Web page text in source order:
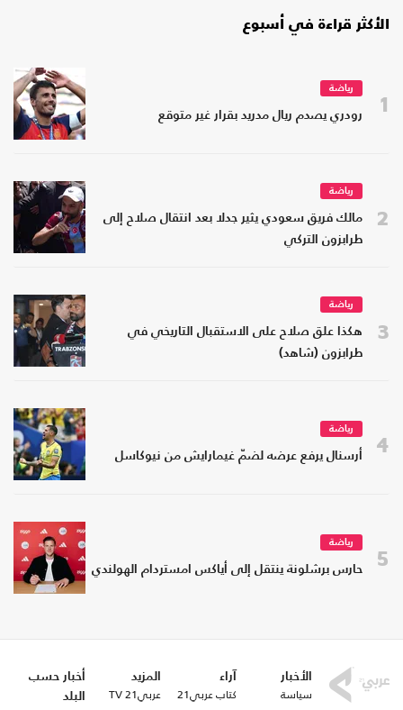
الأكثر قراءة في أسبوع
1
رياضة
رودري يصدم ريال مدريد بقرار غير متوقع
2
رياضة
مالك فريق سعودي يثير جدلا بعد انتقال صلاح إلى
طرابزون التركي
3
رياضة
هكذا علق صلاح على الاستقبال التاريخي في
طرابزون (شاهد)
4
رياضة
أرسنال يرفع عرضه لضمّ غيمارايش من نيوكاسل
5
رياضة
حارس برشلونة ينتقل إلى أياكس امستردام الهولندي
الأخبار
سياسة
آراء
كتاب عربي21
المزيد
عربي21 TV
أخبار حسب
البلد